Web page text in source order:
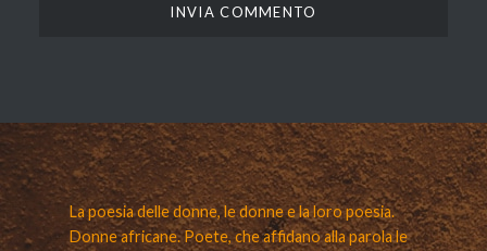
La poesia delle donne, le donne e la loro poesia.
Donne africane. Poete, che affidano alla parola le